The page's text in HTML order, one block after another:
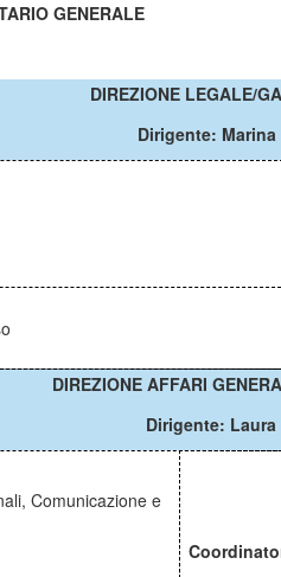
GENERALE
DIREZIONE LEGALE/
Dirigente: Marina
DIREZIONE AFFARI
Dirigente: Laura
Comunicazione e